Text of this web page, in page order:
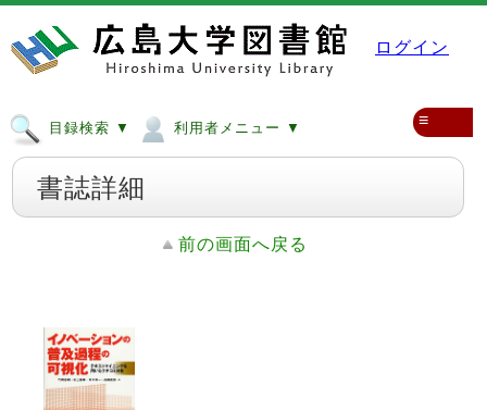
ログイン
目録検索 ▼ 利用者メニュー ▼ ≡
書誌詳細
前の画面へ戻る